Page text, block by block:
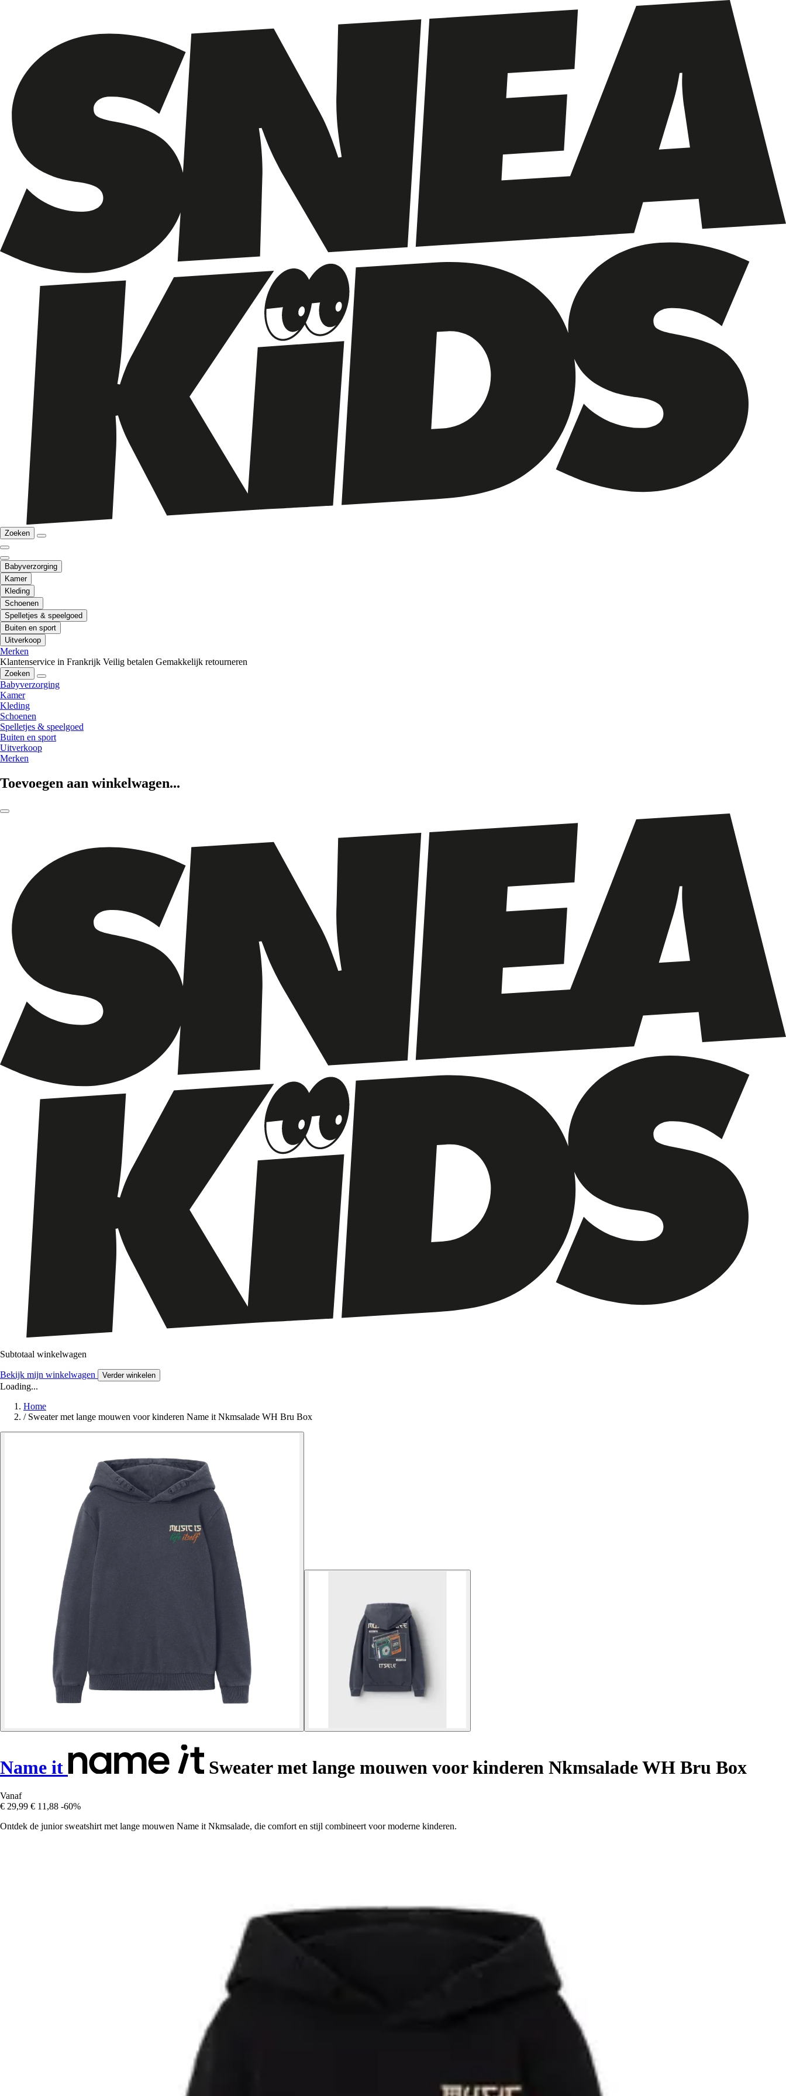
Zoeken
Babyverzorging
Kamer
Kleding
Schoenen
Spelletjes & speelgoed
Buiten en sport
Uitverkoop
Merken
Klantenservice in Frankrijk Veilig betalen Gemakkelijk retourneren
Zoeken
Babyverzorging
Kamer
Kleding
Schoenen
Spelletjes & speelgoed
Buiten en sport
Uitverkoop
Merken
Toevoegen aan winkelwagen...
Subtotaal winkelwagen
Bekijk mijn winkelwagen Verder winkelen
Loading...
Home
/ Sweater met lange mouwen voor kinderen Name it Nkmsalade WH Bru Box
Name it Sweater met lange mouwen voor kinderen Nkmsalade WH Bru Box
Vanaf
€ 29,99 € 11,88 -60%
Ontdek de junior sweatshirt met lange mouwen Name it Nkmsalade, die comfort en stijl combineert voor moderne kinderen.